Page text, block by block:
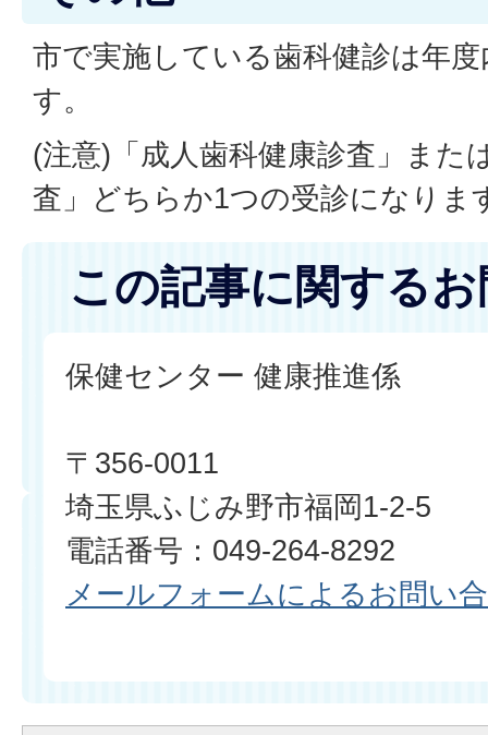
市で実施している歯科健診は年
す。
(注意)「成人歯科健康診査」また
査」どちらか1つの受診になりま
この記事に関する
保健センター 健康推進係
〒356-0011
埼玉県ふじみ野市福岡1-2-5
電話番号：049-264-8292
メールフォームによるお問い